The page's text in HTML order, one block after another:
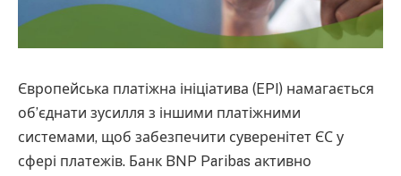
Європейська платіжна ініціатива (EPI) намагається
об’єднати зусилля з іншими платіжними
системами, щоб забезпечити суверенітет ЄС у
сфері платежів. Банк BNP Paribas активно